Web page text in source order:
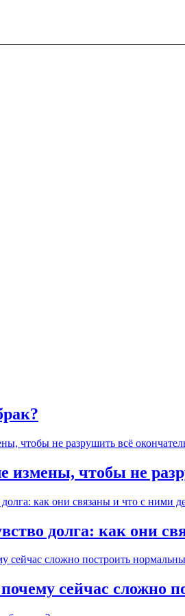
измены, чтобы не
долга: как они
сейчас сложно